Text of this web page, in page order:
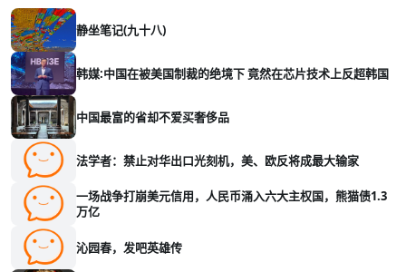
静坐笔记(九十八)
韩媒:中国在被美国制裁的绝境下 竟然在芯片技术上反超韩国
中国最富的省却不爱买奢侈品
法学者：禁止对华出口光刻机，美、欧反将成最大输家
一场战争打崩美元信用，人民币涌入六大主权国，熊猫债1.3
万亿
沁园春，发吧英雄传